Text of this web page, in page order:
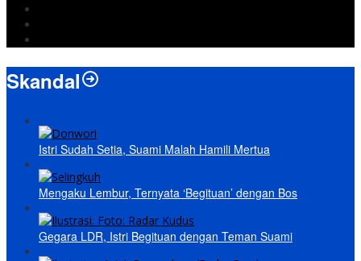
Skandal
Istri Sudah Setia, Suami Malah Hamili Mertua
Mengaku Lembur, Ternyata ‘Begituan’ dengan Bos
Gegara LDR, Istri Begituan dengan Teman Suami